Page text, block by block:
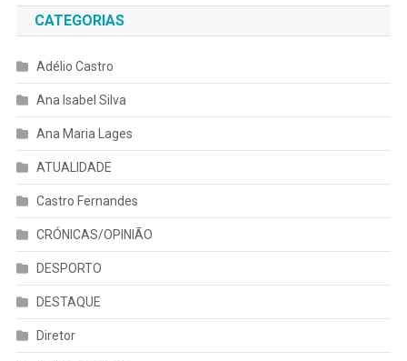
CATEGORIAS
Adélio Castro
Ana Isabel Silva
Ana Maria Lages
ATUALIDADE
Castro Fernandes
CRÓNICAS/OPINIÃO
DESPORTO
DESTAQUE
Diretor